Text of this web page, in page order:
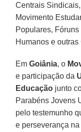
Centrais
Movimento
Populares,
Humanos e
EmGoiânia, o
e participação da
Educação junto
Parabéns Jovens
pelo testemunho
e perseverança